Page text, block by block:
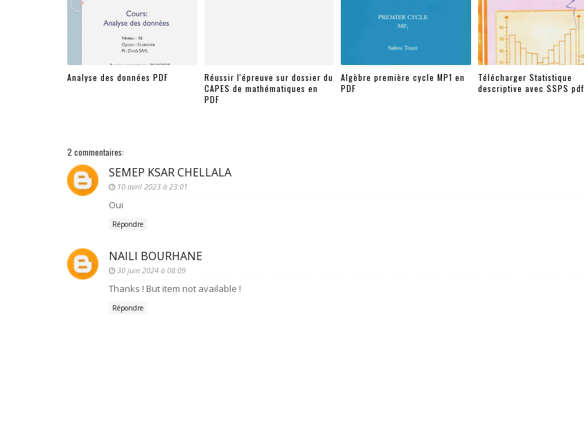
Analyse des données PDF
Réussir l'épreuve sur dossier du
CAPES de mathématiques en
PDF
Algèbre première cycle MP1 en
PDF
Télécharger Statistique
descriptive avec SSPS pdf
2 commentaires:
SEMEP KSAR CHELLALA
10 avril 2023 à 23:01
Oui
Répondre
NAILI BOURHANE
30 juin 2024 à 08:09
Thanks ! But item not available !
Répondre